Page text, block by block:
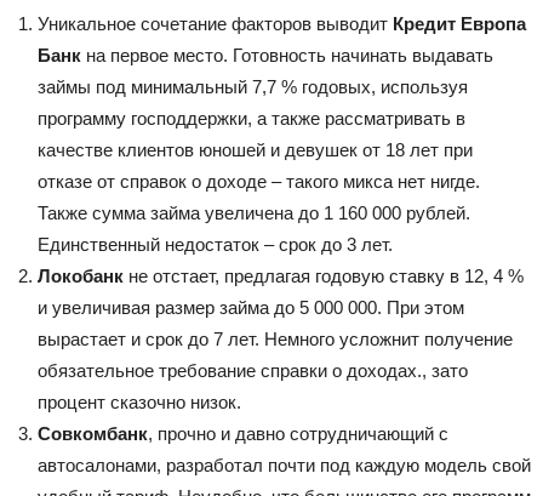
Уникальное сочетание факторов выводит Кредит Европа
Банк на первое место. Готовность начинать выдавать
займы под минимальный 7,7 % годовых, используя
программу господдержки, а также рассматривать в
качестве клиентов юношей и девушек от 18 лет при
отказе от справок о доходе – такого микса нет нигде.
Также сумма займа увеличена до 1 160 000 рублей.
Единственный недостаток – срок до 3 лет.
Локобанк не отстает, предлагая годовую ставку в 12, 4 %
и увеличивая размер займа до 5 000 000. При этом
вырастает и срок до 7 лет. Немного усложнит получение
обязательное требование справки о доходах., зато
процент сказочно низок.
Совкомбанк, прочно и давно сотрудничающий с
автосалонами, разработал почти под каждую модель свой